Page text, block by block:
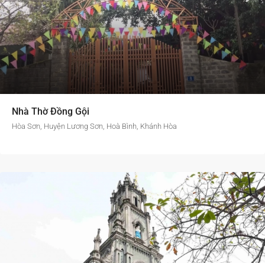
Nhà Thờ Đồng Gội
Hòa Sơn, Huyện Lương Sơn, Hoà Bình, Khánh Hòa